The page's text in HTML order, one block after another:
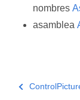
nombres
asamblea